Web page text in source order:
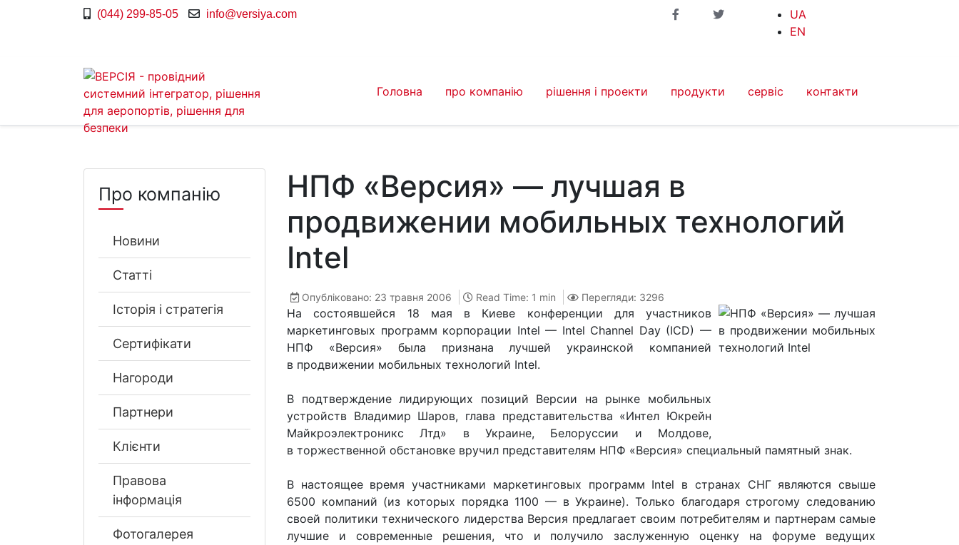
(044) 299-85-05 info@versiya.com
UA
EN
Головна про компанію рішення і проекти продукти сервіс контакти
Про компанію
Новини
Статті
Історія і стратегія
Сертифікати
Нагороди
Партнери
Клієнти
Правова
інформація
Фотогалерея
НПФ «Версия» — лучшая в
продвижении мобильных технологий
Intel
Опубліковано: 23 травня 2006 Read Time: 1 min Перегляди: 3296
На состоявшейся 18 мая в Киеве конференции для участников
маркетинговых программ корпорации Intel — Intel Channel Day (ICD) —
НПФ «Версия» была признана лучшей украинской компанией
в продвижении мобильных технологий Intel.
В подтверждение лидирующих позиций Версии на рынке мобильных
устройств Владимир Шаров, глава представительства «Интел Юкрейн
Майкроэлектроникс Лтд» в Украине, Белоруссии и Молдове,
в торжественной обстановке вручил представителям НПФ «Версия» специальный памятный знак.
В настоящее время участниками маркетинговых программ Intel в странах СНГ являются свыше
6500 компаний (из которых порядка 1100 — в Украине). Только благодаря строгому следованию
своей политики технического лидерства Версия предлагает своим потребителям и партнерам самые
лучшие и современные решения, что и получило заслуженную оценку на форуме ведущих